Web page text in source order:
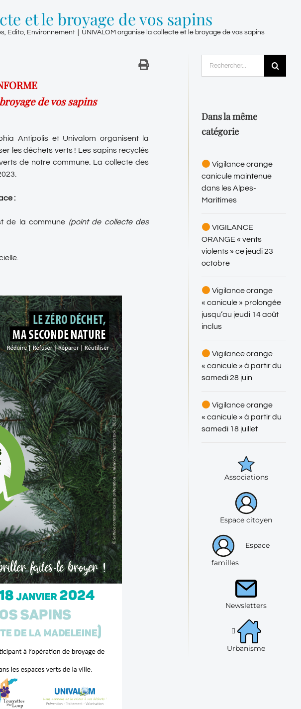
et le broyage de vos sapins
, Edito, Environnement UNIVALOM organise la collecte et le broyage de vos sapins
de vos sapins
Antipolis et Univalom organisent la
les déchets verts ! Les sapins recyclés
de notre commune. La collecte des
:
de la commune (point de collecte des
Dans la même
catégorie
Vigilance orange
canicule maintenue
dans les Alpes-
Maritimes
VIGILANCE
ORANGE « vents
violents » ce jeudi 23
octobre
Vigilance orange
« canicule » prolongée
jusqu’au jeudi 14 août
inclus
Vigilance orange
« canicule » à partir du
samedi 28 juin
Vigilance orange
« canicule » à partir du
samedi 18 juillet
Associations
Espace citoyen
Espace
familles
Newsletters
Urbanisme